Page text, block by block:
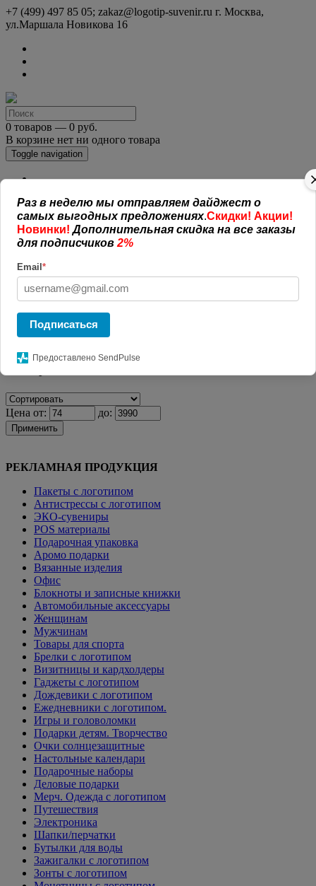
+7 (499) 497 85 05; zakaz@logotip-suvenir.ru г. Москва,
ул.Маршала Новикова 16
0 товаров — 0 руб.
В корзине нет ни одного товара
Toggle navigation
Нанесение логотипа
Рекламная полиграфия
Оплата и доставка
Открытая информация
Наши работы
Новости
ГлавнаяКАТАЛОГ СУВЕНИРОВ
Цена от: до:
Применить
РЕКЛАМНАЯ ПРОДУКЦИЯ
Пакеты с логотипом
Антистрессы с логотипом
ЭКО-сувениры
POS материалы
Подарочная упаковка
Аромо подарки
Вязанные изделия
Офис
Блокноты и записные книжки
Автомобильные аксессуары
Женщинам
Мужчинам
Товары для спорта
Брелки с логотипом
Визитницы и кардхолдеры
Гаджеты с логотипом
Дождевики с логотипом
Ежедневники с логотипом.
Игры и головоломки
Подарки детям. Творчество
Очки солнцезащитные
Настольные календари
Подарочные наборы
Деловые подарки
Мерч. Одежда с логотипом
Путешествия
Электроника
Шапки/перчатки
Бутылки для воды
Зажигалки с логотипом
Зонты с логотипом
Раз в неделю мы отправляем дайджест о
самых выгодных предложениях.Скидки! Акции!
Новинки!Дополнительная скидка на все заказы
для подписчиков 2%
Email *
Подписаться
Предоставлено SendPulse